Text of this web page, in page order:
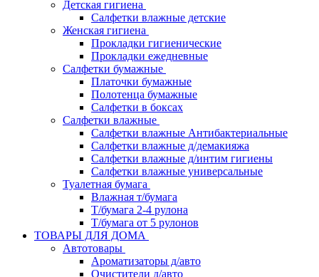
Детская гигиена
Салфетки влажные детские
Женская гигиена
Прокладки гигиенические
Прокладки ежедневные
Салфетки бумажные
Платочки бумажные
Полотенца бумажные
Салфетки в боксах
Салфетки влажные
Салфетки влажные Антибактериальные
Салфетки влажные д/демакияжа
Салфетки влажные д/интим гигиены
Салфетки влажные универсальные
Туалетная бумага
Влажная т/бумага
Т/бумага 2-4 рулона
Т/бумага от 5 рулонов
ТОВАРЫ ДЛЯ ДОМА
Автотовары
Ароматизаторы д/авто
Очистители д/авто